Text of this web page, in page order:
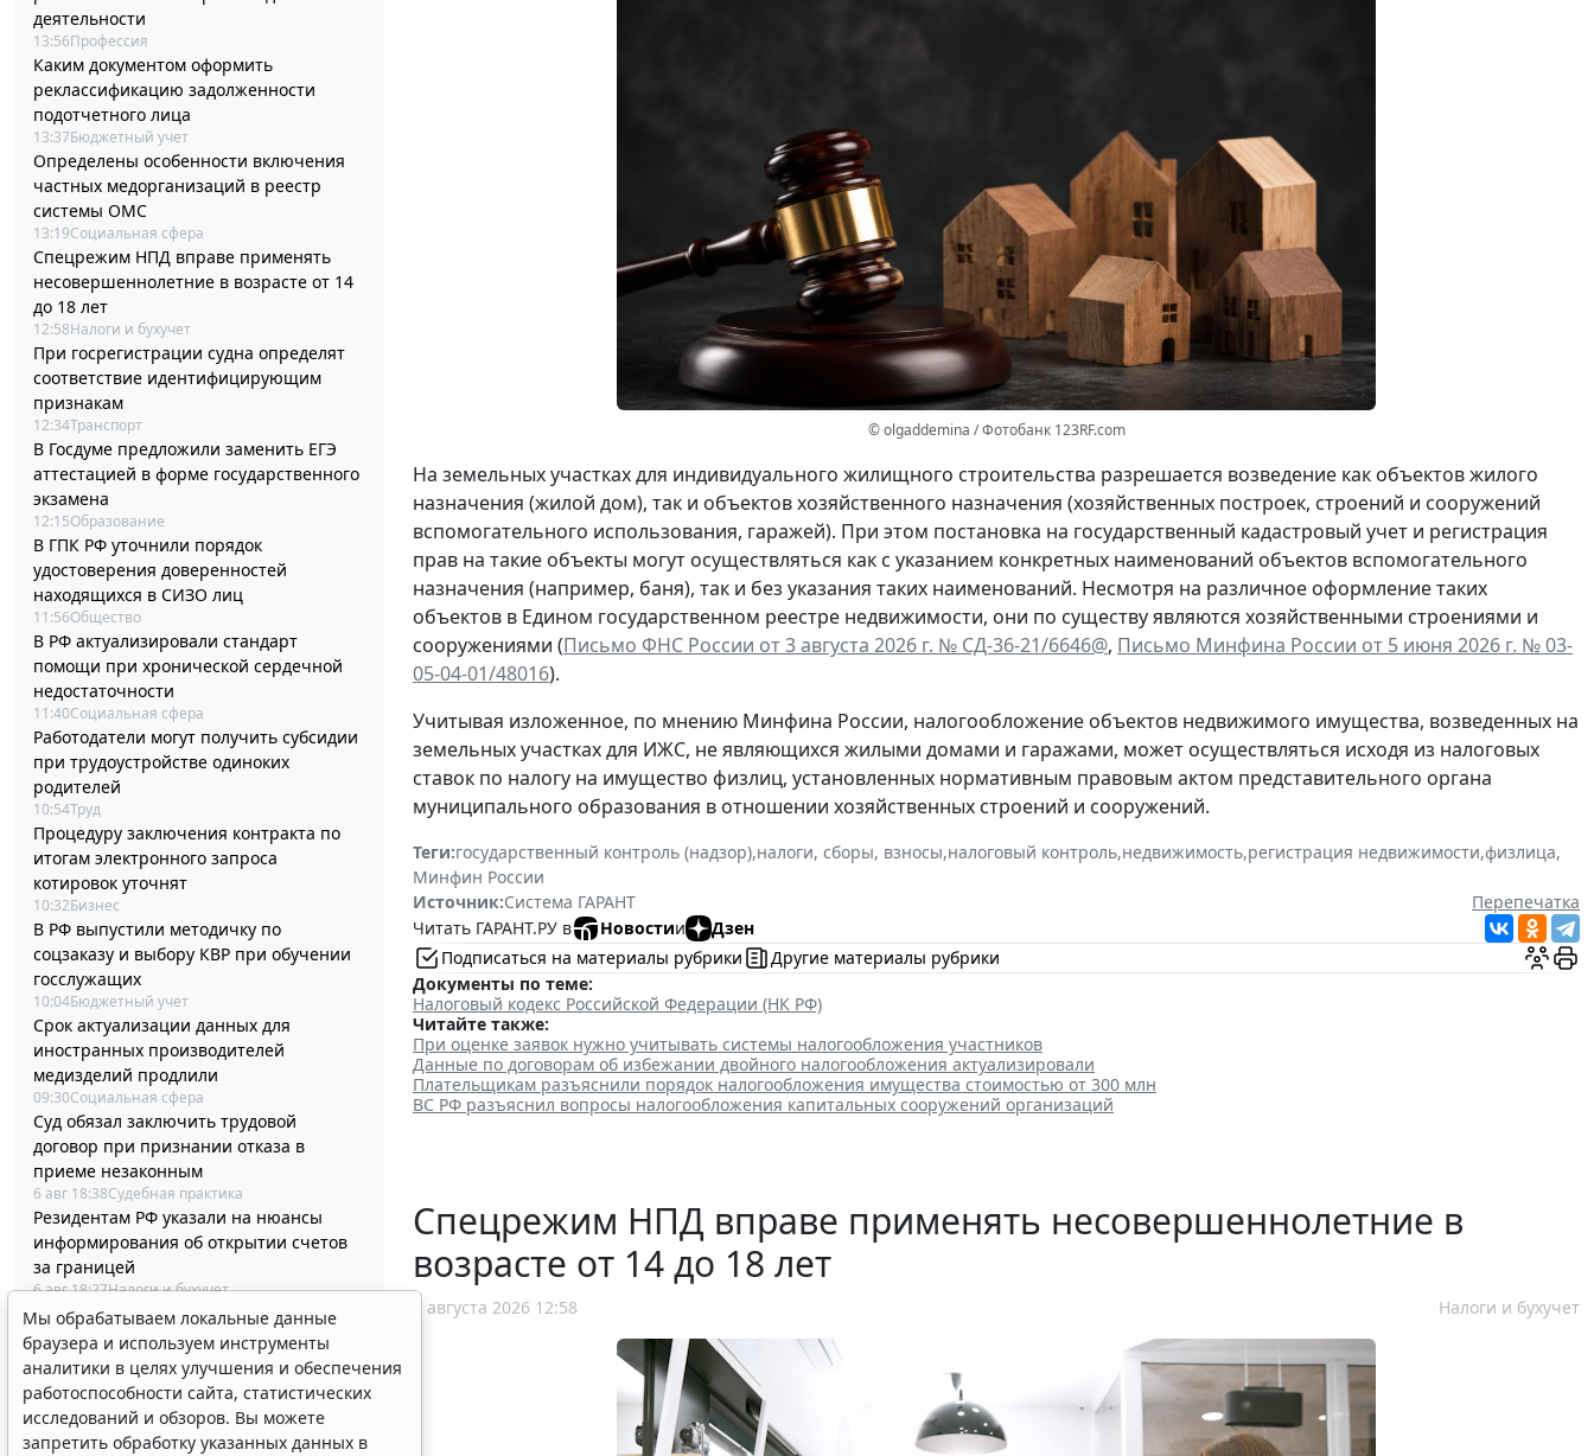
деятельности
13:56Профессия
Каким документом оформить
реклассификацию задолженности
подотчетного лица
13:37Бюджетный учет
Определены особенности включения
частных медорганизаций в реестр
системы ОМС
13:19Социальная сфера
Спецрежим НПД вправе применять
несовершеннолетние в возрасте от 14
до 18 лет
12:58Налоги и бухучет
При госрегистрации судна определят
соответствие идентифицирующим
признакам
12:34Транспорт
В Госдуме предложили заменить ЕГЭ
аттестацией в форме государственного
экзамена
12:15Образование
В ГПК РФ уточнили порядок
удостоверения доверенностей
находящихся в СИЗО лиц
11:56Общество
В РФ актуализировали стандарт
помощи при хронической сердечной
недостаточности
11:40Социальная сфера
Работодатели могут получить субсидии
при трудоустройстве одиноких
родителей
10:54Труд
Процедуру заключения контракта по
итогам электронного запроса
котировок уточнят
10:32Бизнес
В РФ выпустили методичку по
соцзаказу и выбору КВР при обучении
госслужащих
10:04Бюджетный учет
Срок актуализации данных для
иностранных производителей
медизделий продлили
09:30Социальная сфера
Суд обязал заключить трудовой
договор при признании отказа в
приеме незаконным
6 авг 18:38Судебная практика
Резидентам РФ указали на нюансы
информирования об открытии счетов
за границей
6 авг 18:27Налоги и бухучет
Племенные свидетельства и паспорта
решено перевести в электронный
формат
6 авг 18:16IT
Россиянам разъяснили особенности
использования сервисов аренды
© olgaddemina / Фотобанк 123RF.com
На земельных участках для индивидуального жилищного строительства разрешается возведение как объектов жилого
назначения (жилой дом), так и объектов хозяйственного назначения (хозяйственных построек, строений и сооружений
вспомогательного использования, гаражей). При этом постановка на государственный кадастровый учет и регистрация
прав на такие объекты могут осуществляться как с указанием конкретных наименований объектов вспомогательного
назначения (например, баня), так и без указания таких наименований. Несмотря на различное оформление таких
объектов в Едином государственном реестре недвижимости, они по существу являются хозяйственными строениями и
сооружениями (Письмо ФНС России от 3 августа 2026 г. № СД-36-21/6646@, Письмо Минфина России от 5 июня 2026 г. № 03-
05-04-01/48016).
Учитывая изложенное, по мнению Минфина России, налогообложение объектов недвижимого имущества, возведенных на
земельных участках для ИЖС, не являющихся жилыми домами и гаражами, может осуществляться исходя из налоговых
ставок по налогу на имущество физлиц, установленных нормативным правовым актом представительного органа
муниципального образования в отношении хозяйственных строений и сооружений.
Теги:государственный контроль (надзор),налоги, сборы, взносы,налоговый контроль,недвижимость,регистрация недвижимости,физлица,
Минфин России
Источник:Система ГАРАНТ
Перепечатка
Читать ГАРАНТ.РУ в
Новостии
Дзен
Подписаться на материалы рубрики
Другие материалы рубрики
Документы по теме:
Налоговый кодекс Российской Федерации (НК РФ)
Читайте также:
При оценке заявок нужно учитывать системы налогообложения участников
Данные по договорам об избежании двойного налогообложения актуализировали
Плательщикам разъяснили порядок налогообложения имущества стоимостью от 300 млн
ВС РФ разъяснил вопросы налогообложения капитальных сооружений организаций
Спецрежим НПД вправе применять несовершеннолетние в
возрасте от 14 до 18 лет
7 августа 2026 12:58 Налоги и бухучет
Мы обрабатываем локальные данные
браузера и используем инструменты
аналитики в целях улучшения и обеспечения
работоспособности сайта, статистических
исследований и обзоров. Вы можете
запретить обработку указанных данных в